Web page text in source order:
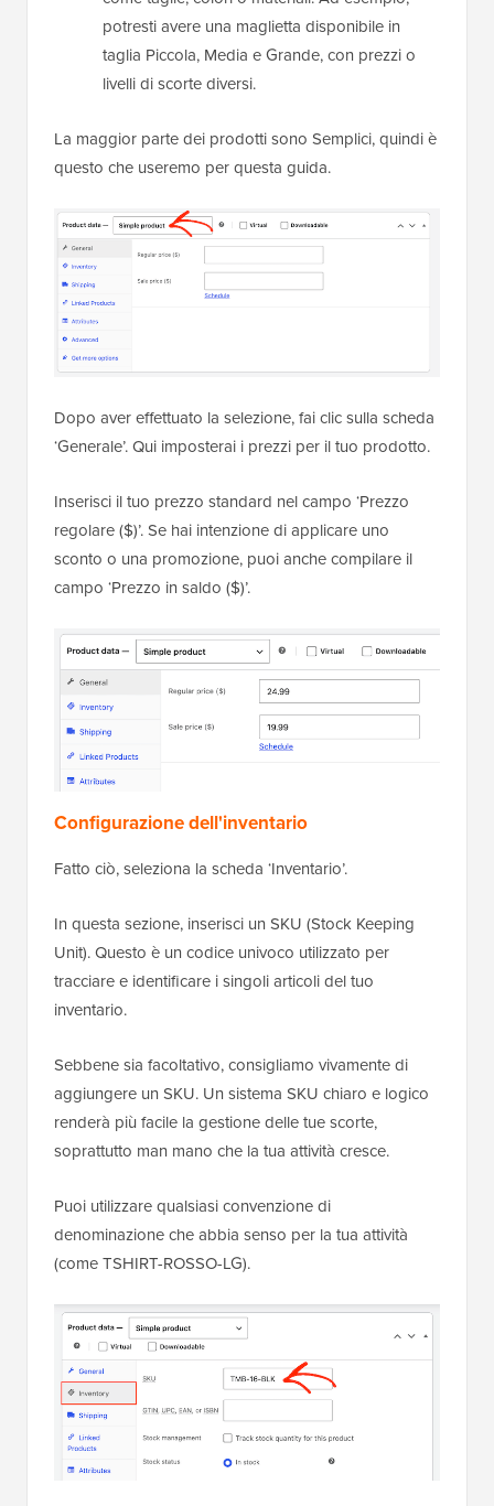
potresti avere una maglietta disponibile in
taglia Piccola, Media e Grande, con prezzi o
livelli di scorte diversi.
La maggior parte dei prodotti sono Semplici, quindi è
questo che useremo per questa guida.
Dopo aver effettuato la selezione, fai clic sulla scheda
‘Generale’. Qui imposterai i prezzi per il tuo prodotto.
Inserisci il tuo prezzo standard nel campo ‘Prezzo
regolare ($)’. Se hai intenzione di applicare uno
sconto o una promozione, puoi anche compilare il
campo ‘Prezzo in saldo ($)’.
Configurazione dell'inventario
Fatto ciò, seleziona la scheda ‘Inventario’.
In questa sezione, inserisci un SKU (Stock Keeping
Unit). Questo è un codice univoco utilizzato per
tracciare e identificare i singoli articoli del tuo
inventario.
Sebbene sia facoltativo, consigliamo vivamente di
aggiungere un SKU. Un sistema SKU chiaro e logico
renderà più facile la gestione delle tue scorte,
soprattutto man mano che la tua attività cresce.
Puoi utilizzare qualsiasi convenzione di
denominazione che abbia senso per la tua attività
(come TSHIRT-ROSSO-LG).